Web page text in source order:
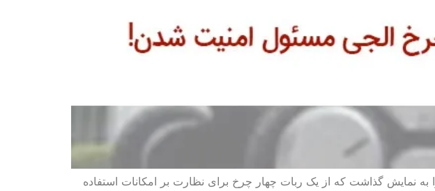
نمایش گذاشت که از یک ربات چهار چرخ برای نظارت بر امکانات استفاده